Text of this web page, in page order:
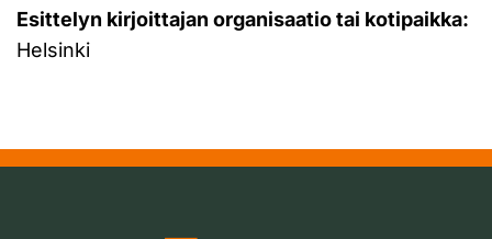
Esittelyn kirjoittajan organisaatio tai kotipaikka:
Helsinki